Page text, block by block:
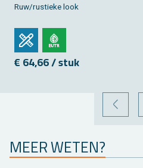
Ruw/rus­tie­ke look
€ 64,66 / stuk
MEER WETEN?